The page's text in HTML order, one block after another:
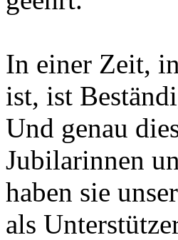
In einer Zeit,
ist, ist
Und genau
Jubilarinnen
haben sie
als